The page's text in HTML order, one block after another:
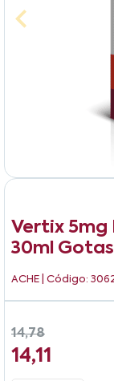
Vertix 5mg
30ml Gotas
ACHE | Código:
14,78
14,11